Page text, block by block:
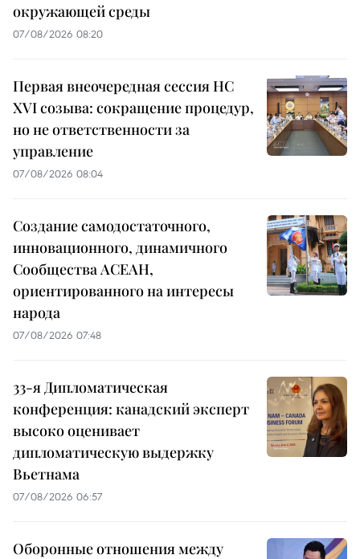
окружающей среды
07/08/2026 08:20
Первая внеочередная сессия НС
XVI созыва: сокращение процедур,
но не ответственности за
управление
07/08/2026 08:04
Создание самодостаточного,
инновационного, динамичного
Сообщества АСЕАН,
ориентированного на интересы
народа
07/08/2026 07:48
33-я Дипломатическая
конференция: канадский эксперт
высоко оценивает
дипломатическую выдержку
Вьетнама
07/08/2026 06:57
Оборонные отношения между